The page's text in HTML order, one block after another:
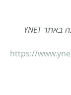
https://